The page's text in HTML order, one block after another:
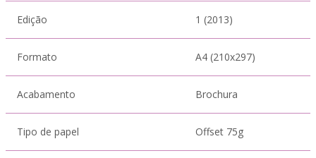
Edição 1 (2013)
Formato A4 (210x297)
Acabamento Brochura
Tipo de papel Offset 75g